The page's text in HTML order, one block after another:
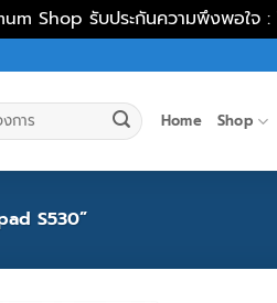
Shop รับประกันความพึงพอใจ :
Home Shop
S530”